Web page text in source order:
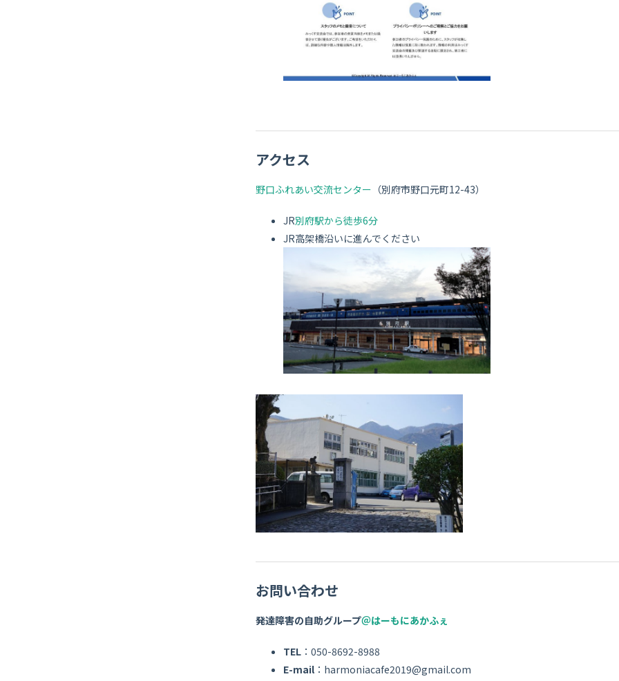
アクセス
野口ふれあい交流センター （別府市野口元町12-43）
JR別府駅から徒歩6分
JR高架橋沿いに進んでください
お問い合わせ
発達障害の自助グループ＠はーもにあかふぇ
TEL ：050-8692-8988
E-mail ：harmoniacafe2019@gmail.com